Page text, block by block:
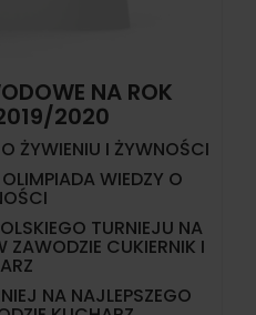
NA ROK
2020
ŻYWIENIU I ŻYWNOŚCI
WIEDZY O
TURNIEJU NA
ZAWODZIE CUKIERNIK I
NA NAJLEPSZEGO